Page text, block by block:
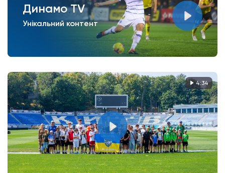
Динамо TV
Унікальний контент
4:34